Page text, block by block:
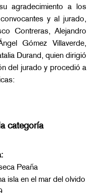
agradecimiento a los
y al jurado,
Contreras, Alejandro
Gómez Villaverde,
Durand, quien dirigió
del jurado y procedió a
categoría
Peaña
isla en el mar del olvido